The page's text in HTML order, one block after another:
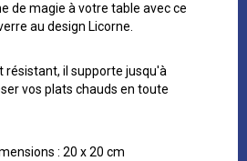
de magie à votre table avec ce
au design Licorne.
il supporte jusqu'à
vos plats chauds en toute
: 20 x 20 cm